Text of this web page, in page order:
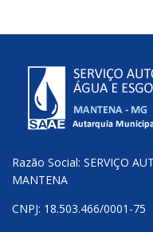
Razão Social: SERVIÇO
MANTENA
CNPJ: 18.503.466/0001-75